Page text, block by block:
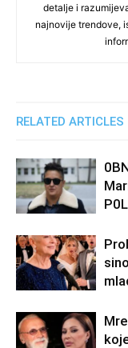
detalje i
najnovije trendove,
RELATED ARTICLES